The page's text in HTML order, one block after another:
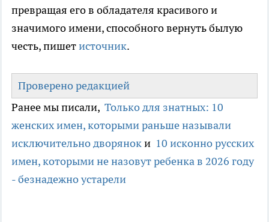
превращая его в обладателя красивого и
значимого имени, способного вернуть былую
честь, пишетисточник.
Проверено редакцией
Ранее мы писали, Только для знатных: 10
женских имен, которыми раньше называли
исключительно дворяноки 10 исконно русских
имен, которыми не назовут ребенка в 2026 году
- безнадежно устарели